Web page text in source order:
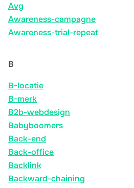
Avg
Awareness-campagne
Awareness-trial-repeat
B
B-locatie
B-merk
B2b-webdesign
Babyboomers
Back-end
Back-office
Backlink
Backward-chaining